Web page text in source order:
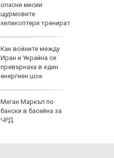
опасни мисии:
щурмовите
хеликоптери тренират
Как войните между
Иран и Украйна се
превърнаха в един
енергиен шок
Меган Маркъл по
бански в басейна за
ЧРД